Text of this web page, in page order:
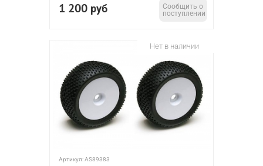
1 200 руб
Сообщить о
поступлении
Нет в наличии
Артикул:AS89383